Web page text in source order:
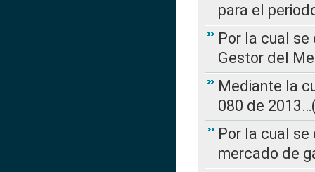
para el
Por la cual
Gestor del
Mediante la
080 de
Por la cual
mercado de